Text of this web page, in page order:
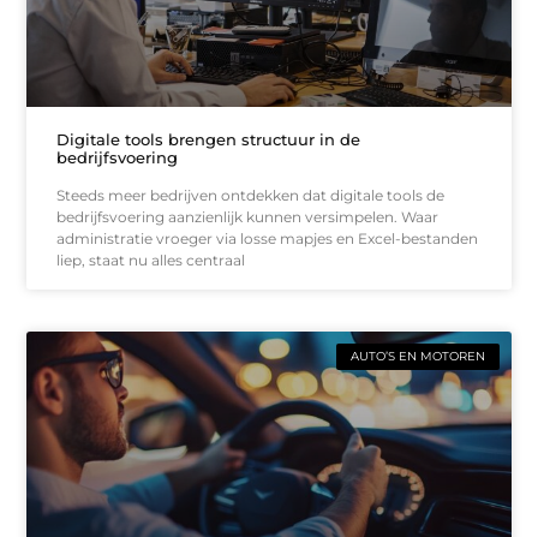
Digitale tools brengen structuur in de
bedrijfsvoering
Steeds meer bedrijven ontdekken dat digitale tools de
bedrijfsvoering aanzienlijk kunnen versimpelen. Waar
administratie vroeger via losse mapjes en Excel-bestanden
liep, staat nu alles centraal
AUTO’S EN MOTOREN